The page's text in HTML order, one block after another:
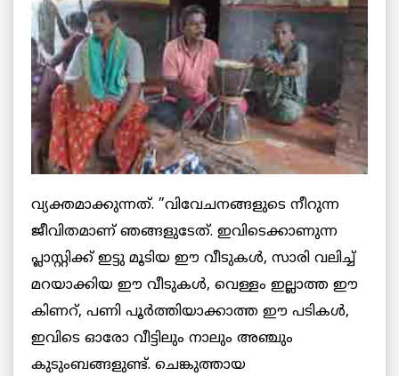
വ്യക്തമാക്കുന്നത്. ”വിവേചനങ്ങളുടെ നീറുന്ന
ജീവിതമാണ് ഞങ്ങളുടേത്. ഇവിടെക്കാണുന്ന
പ്ലാസ്റ്റിക്ക് ഇട്ടു മൂടിയ ഈ വീടുകള്‍, സാരി വലിച്ച്
മറയാക്കിയ ഈ വീടുകള്‍, വെള്ളം ഇല്ലാത്ത ഈ
കിണറ്, പണി പൂര്‍ത്തിയാക്കാത്ത ഈ പടികള്‍,
ഇവിടെ ഓരോ വീട്ടിലും നാലും അഞ്ചും
കുടുംബങ്ങളുണ്ട്. ചെങ്കുത്തായ